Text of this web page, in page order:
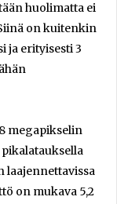
huolimatta ei
on kuitenkin
ja erityisesti 3
megapikselin
laajennettavissa
on mukava 5,2